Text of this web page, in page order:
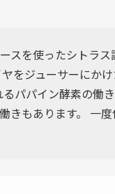
スを使ったシトラ
をジューサーにか
パパイン酵素の働
きもあります。 一